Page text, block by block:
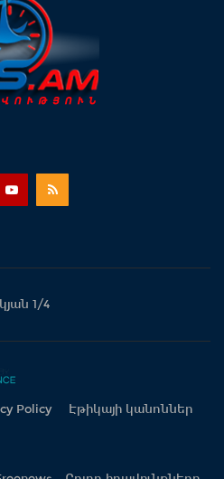
1/4
Policy Էթիկայի կանոններ